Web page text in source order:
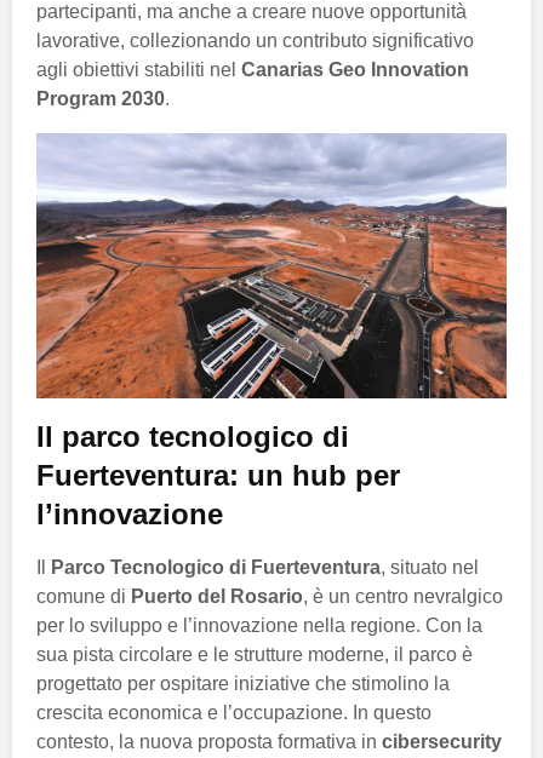
partecipanti, ma anche a creare nuove opportunità
lavorative, collezionando un contributo significativo
agli obiettivi stabiliti nel Canarias Geo Innovation
Program 2030.
Il parco tecnologico di
Fuerteventura: un hub per
l’innovazione
Parco Tecnologico di Fuerteventura, situato nel
comune di Puerto del Rosario, è un centro nevralgico
per lo sviluppo e l’innovazione nella regione. Con la
sua pista circolare e le strutture moderne, il parco è
progettato per ospitare iniziative che stimolino la
crescita economica e l’occupazione. In questo
contesto, la nuova proposta formativa in cibersecurity